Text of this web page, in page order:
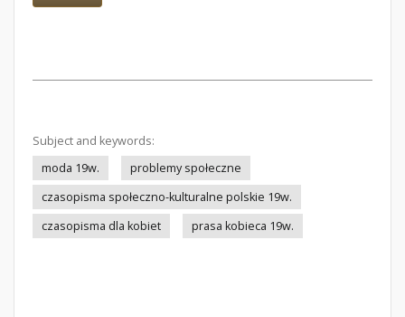
Subject and keywords:
moda 19w.
problemy społeczne
czasopisma społeczno-kulturalne polskie 19w.
czasopisma dla kobiet
prasa kobieca 19w.